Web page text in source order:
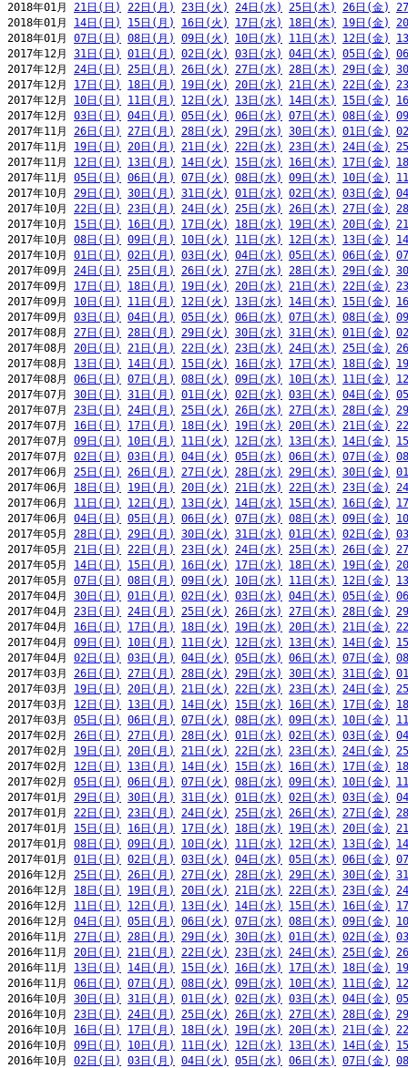
2018年01月 21日(日) 22日(月) 23日(火) 24日(水) 25日(木) 26日(金)
2018年01月 14日(日) 15日(月) 16日(火) 17日(水) 18日(木) 19日(金)
2018年01月 07日(日) 08日(月) 09日(火) 10日(水) 11日(木) 12日(金)
2017年12月 31日(日) 01日(月) 02日(火) 03日(水) 04日(木) 05日(金)
2017年12月 24日(日) 25日(月) 26日(火) 27日(水) 28日(木) 29日(金)
2017年12月 17日(日) 18日(月) 19日(火) 20日(水) 21日(木) 22日(金)
2017年12月 10日(日) 11日(月) 12日(火) 13日(水) 14日(木) 15日(金)
2017年12月 03日(日) 04日(月) 05日(火) 06日(水) 07日(木) 08日(金)
2017年11月 26日(日) 27日(月) 28日(火) 29日(水) 30日(木) 01日(金)
2017年11月 19日(日) 20日(月) 21日(火) 22日(水) 23日(木) 24日(金)
2017年11月 12日(日) 13日(月) 14日(火) 15日(水) 16日(木) 17日(金)
2017年11月 05日(日) 06日(月) 07日(火) 08日(水) 09日(木) 10日(金)
2017年10月 29日(日) 30日(月) 31日(火) 01日(水) 02日(木) 03日(金)
2017年10月 22日(日) 23日(月) 24日(火) 25日(水) 26日(木) 27日(金)
2017年10月 15日(日) 16日(月) 17日(火) 18日(水) 19日(木) 20日(金)
2017年10月 08日(日) 09日(月) 10日(火) 11日(水) 12日(木) 13日(金)
2017年10月 01日(日) 02日(月) 03日(火) 04日(水) 05日(木) 06日(金)
2017年09月 24日(日) 25日(月) 26日(火) 27日(水) 28日(木) 29日(金)
2017年09月 17日(日) 18日(月) 19日(火) 20日(水) 21日(木) 22日(金)
2017年09月 10日(日) 11日(月) 12日(火) 13日(水) 14日(木) 15日(金)
2017年09月 03日(日) 04日(月) 05日(火) 06日(水) 07日(木) 08日(金)
2017年08月 27日(日) 28日(月) 29日(火) 30日(水) 31日(木) 01日(金)
2017年08月 20日(日) 21日(月) 22日(火) 23日(水) 24日(木) 25日(金)
2017年08月 13日(日) 14日(月) 15日(火) 16日(水) 17日(木) 18日(金)
2017年08月 06日(日) 07日(月) 08日(火) 09日(水) 10日(木) 11日(金)
2017年07月 30日(日) 31日(月) 01日(火) 02日(水) 03日(木) 04日(金)
2017年07月 23日(日) 24日(月) 25日(火) 26日(水) 27日(木) 28日(金)
2017年07月 16日(日) 17日(月) 18日(火) 19日(水) 20日(木) 21日(金)
2017年07月 09日(日) 10日(月) 11日(火) 12日(水) 13日(木) 14日(金)
2017年07月 02日(日) 03日(月) 04日(火) 05日(水) 06日(木) 07日(金)
2017年06月 25日(日) 26日(月) 27日(火) 28日(水) 29日(木) 30日(金)
2017年06月 18日(日) 19日(月) 20日(火) 21日(水) 22日(木) 23日(金)
2017年06月 11日(日) 12日(月) 13日(火) 14日(水) 15日(木) 16日(金)
2017年06月 04日(日) 05日(月) 06日(火) 07日(水) 08日(木) 09日(金)
2017年05月 28日(日) 29日(月) 30日(火) 31日(水) 01日(木) 02日(金)
2017年05月 21日(日) 22日(月) 23日(火) 24日(水) 25日(木) 26日(金)
2017年05月 14日(日) 15日(月) 16日(火) 17日(水) 18日(木) 19日(金)
2017年05月 07日(日) 08日(月) 09日(火) 10日(水) 11日(木) 12日(金)
2017年04月 30日(日) 01日(月) 02日(火) 03日(水) 04日(木) 05日(金)
2017年04月 23日(日) 24日(月) 25日(火) 26日(水) 27日(木) 28日(金)
2017年04月 16日(日) 17日(月) 18日(火) 19日(水) 20日(木) 21日(金)
2017年04月 09日(日) 10日(月) 11日(火) 12日(水) 13日(木) 14日(金)
2017年04月 02日(日) 03日(月) 04日(火) 05日(水) 06日(木) 07日(金)
2017年03月 26日(日) 27日(月) 28日(火) 29日(水) 30日(木) 31日(金)
2017年03月 19日(日) 20日(月) 21日(火) 22日(水) 23日(木) 24日(金)
2017年03月 12日(日) 13日(月) 14日(火) 15日(水) 16日(木) 17日(金)
2017年03月 05日(日) 06日(月) 07日(火) 08日(水) 09日(木) 10日(金)
2017年02月 26日(日) 27日(月) 28日(火) 01日(水) 02日(木) 03日(金)
2017年02月 19日(日) 20日(月) 21日(火) 22日(水) 23日(木) 24日(金)
2017年02月 12日(日) 13日(月) 14日(火) 15日(水) 16日(木) 17日(金)
2017年02月 05日(日) 06日(月) 07日(火) 08日(水) 09日(木) 10日(金)
2017年01月 29日(日) 30日(月) 31日(火) 01日(水) 02日(木) 03日(金)
2017年01月 22日(日) 23日(月) 24日(火) 25日(水) 26日(木) 27日(金)
2017年01月 15日(日) 16日(月) 17日(火) 18日(水) 19日(木) 20日(金)
2017年01月 08日(日) 09日(月) 10日(火) 11日(水) 12日(木) 13日(金)
2017年01月 01日(日) 02日(月) 03日(火) 04日(水) 05日(木) 06日(金)
2016年12月 25日(日) 26日(月) 27日(火) 28日(水) 29日(木) 30日(金)
2016年12月 18日(日) 19日(月) 20日(火) 21日(水) 22日(木) 23日(金)
2016年12月 11日(日) 12日(月) 13日(火) 14日(水) 15日(木) 16日(金)
2016年12月 04日(日) 05日(月) 06日(火) 07日(水) 08日(木) 09日(金)
2016年11月 27日(日) 28日(月) 29日(火) 30日(水) 01日(木) 02日(金)
2016年11月 20日(日) 21日(月) 22日(火) 23日(水) 24日(木) 25日(金)
2016年11月 13日(日) 14日(月) 15日(火) 16日(水) 17日(木) 18日(金)
2016年11月 06日(日) 07日(月) 08日(火) 09日(水) 10日(木) 11日(金)
2016年10月 30日(日) 31日(月) 01日(火) 02日(水) 03日(木) 04日(金)
2016年10月 23日(日) 24日(月) 25日(火) 26日(水) 27日(木) 28日(金)
2016年10月 16日(日) 17日(月) 18日(火) 19日(水) 20日(木) 21日(金)
2016年10月 09日(日) 10日(月) 11日(火) 12日(水) 13日(木) 14日(金)
2016年10月 02日(日) 03日(月) 04日(火) 05日(水) 06日(木) 07日(金)